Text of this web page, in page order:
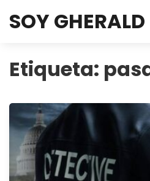
SOY GHERALD
Etiqueta: